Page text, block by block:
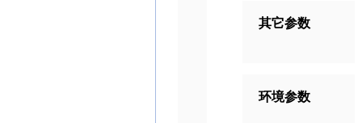
其它参数
环境参数